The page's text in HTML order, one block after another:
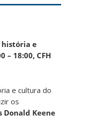
e
– 18:00, CFH
e cultura do
os
Donald Keene